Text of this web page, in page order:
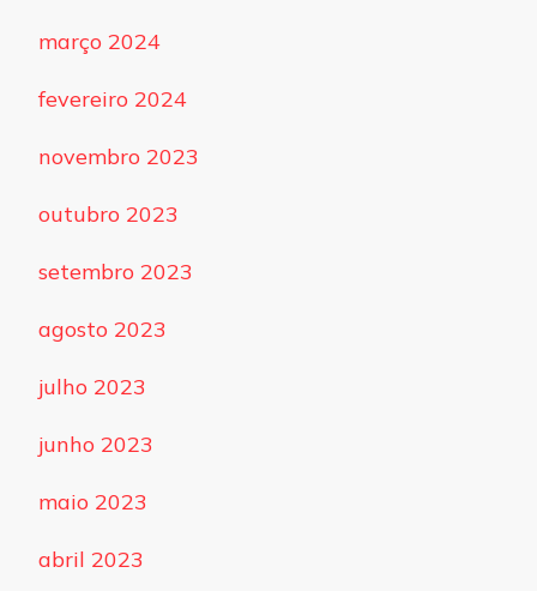
março 2024
fevereiro 2024
novembro 2023
outubro 2023
setembro 2023
agosto 2023
julho 2023
junho 2023
maio 2023
abril 2023